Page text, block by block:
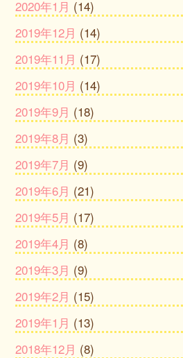
2020年1月 (14)
2019年12月 (14)
2019年11月 (17)
2019年10月 (14)
2019年9月 (18)
2019年8月 (3)
2019年7月 (9)
2019年6月 (21)
2019年5月 (17)
2019年4月 (8)
2019年3月 (9)
2019年2月 (15)
2019年1月 (13)
2018年12月 (8)